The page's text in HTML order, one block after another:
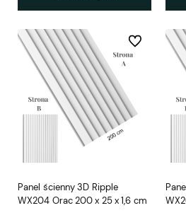
Panel ścienny 3D Ripple
WX204 Orac 200 x 25 x 1,6 cm
Do ulubionych